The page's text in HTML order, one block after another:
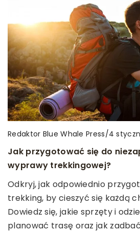
Redaktor Blue Whale Press/22
Optymalizacja przestrzeni za
wytrzymałych konstrukcji ze
Dowiedz się, jak optymalizować
wytrzymałym konstrukcjom ze
które łączą design z
Redaktor Blue Whale Press/4
Jak przygotować się do
wyprawy trekkingowej?
Odkryj, jak odpowiednio
trekking, by cieszyć się każdą
Dowiedz się, jakie sprzęty i
planować trasę oraz jak
Redaktor Blue Whale Press/21
Jak efektywnie uczyć się
online lektorami?
Odkryj efektywne metody nauki
niemieckiego dzięki online
swoją edukację językową i
swoje umiejętności.